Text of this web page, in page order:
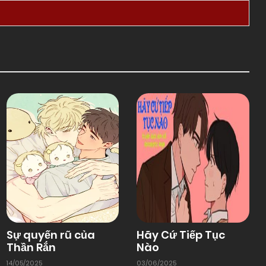
Sự quyến rũ của
Thần Rắn
14/05/2025
Hãy Cứ Tiếp Tục
Nào
03/06/2025